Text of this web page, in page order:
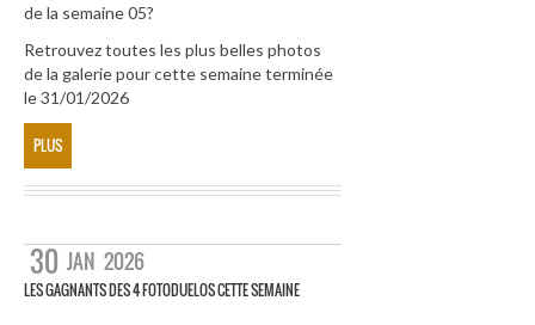
de la semaine 05?
Retrouvez toutes les plus belles photos
de la galerie pour cette semaine terminée
le 31/01/2026
PLUS
30 JAN 2026
LES GAGNANTS DES 4 FOTODUELOS CETTE SEMAINE